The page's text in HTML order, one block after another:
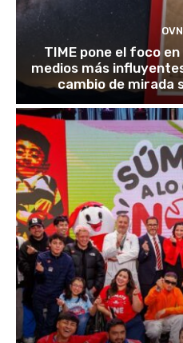
TIME pone el foco en
medios más
cambio de mirada